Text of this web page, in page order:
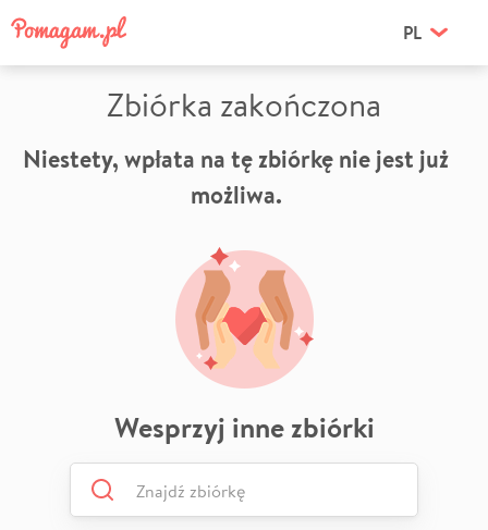
PL
Zbiórka zakończona
Niestety, wpłata na tę zbiórkę nie jest już
możliwa.
Wesprzyj inne zbiórki